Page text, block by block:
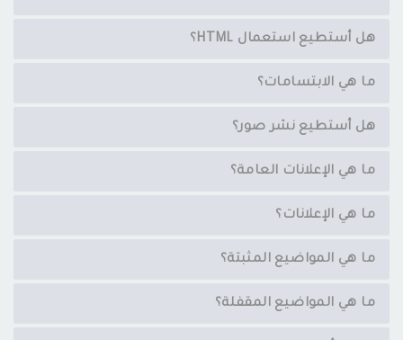
هل أستطيع استعمال HTML؟
ما هي الابتسامات؟
هل أستطيع نشر صور؟
ما هي الإعلانات العامة؟
ما هي الإعلانات؟
ما هي المواضيع المثبتة؟
ما هي المواضيع المقفلة؟